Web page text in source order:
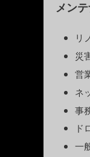
メン
リ
災
営
ネ
事
ド
一